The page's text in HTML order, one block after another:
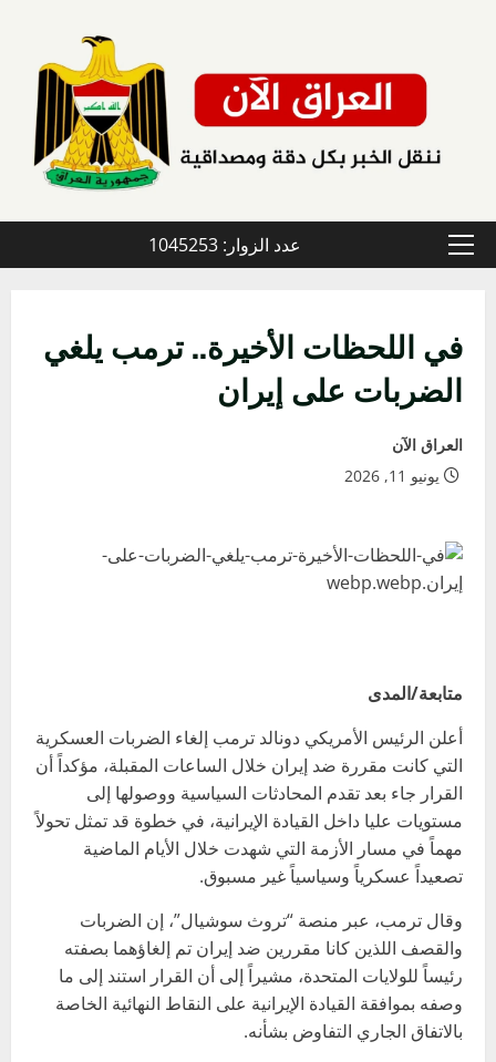
القائمة
عدد الزوار: 1045253
في اللحظات الأخيرة.. ترمب يلغي
الضربات على إيران
العراق الآن
يونيو 11, 2026
متابعة/المدى
أعلن الرئيس الأمريكي دونالد ترمب إلغاء الضربات العسكرية
التي كانت مقررة ضد إيران خلال الساعات المقبلة، مؤكداً أن
القرار جاء بعد تقدم المحادثات السياسية ووصولها إلى
مستويات عليا داخل القيادة الإيرانية، في خطوة قد تمثل تحولاً
مهماً في مسار الأزمة التي شهدت خلال الأيام الماضية
تصعيداً عسكرياً وسياسياً غير مسبوق.
وقال ترمب، عبر منصة “تروث سوشيال”، إن الضربات
والقصف اللذين كانا مقررين ضد إيران تم إلغاؤهما بصفته
رئيساً للولايات المتحدة، مشيراً إلى أن القرار استند إلى ما
وصفه بموافقة القيادة الإيرانية على النقاط النهائية الخاصة
بالاتفاق الجاري التفاوض بشأنه.